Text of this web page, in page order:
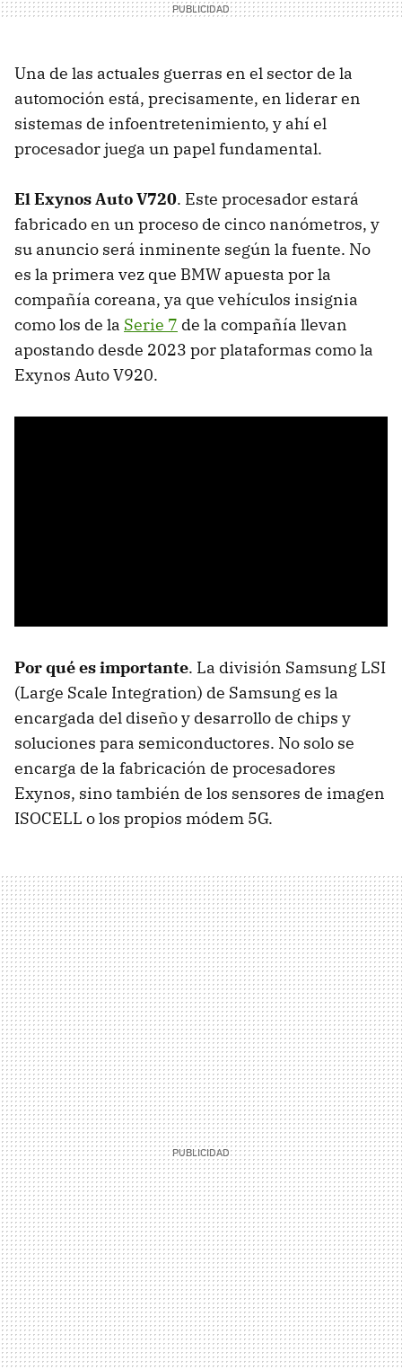
Una de las actuales guerras en el sector de la
automoción está, precisamente, en liderar en
sistemas de infoentretenimiento, y ahí el
procesador juega un papel fundamental.
El Exynos Auto V720. Este procesador estará
fabricado en un proceso de cinco nanómetros, y
su anuncio será inminente según la fuente. No
es la primera vez que BMW apuesta por la
compañía coreana, ya que vehículos insignia
como los de la Serie 7 de la compañía llevan
apostando desde 2023 por plataformas como la
Exynos Auto V920.
Por qué es importante. La división Samsung LSI
(Large Scale Integration) de Samsung es la
encargada del diseño y desarrollo de chips y
soluciones para semiconductores. No solo se
encarga de la fabricación de procesadores
Exynos, sino también de los sensores de imagen
ISOCELL o los propios módem 5G.